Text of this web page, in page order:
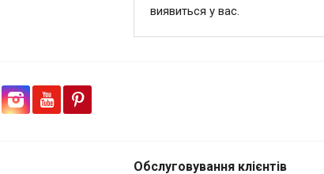
виявиться у вас.
Обслуговування клієнтів